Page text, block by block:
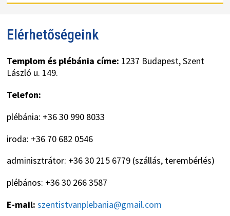
Elérhetőségeink
Templom és plébánia címe: 1237 Budapest, Szent
László u. 149.
Telefon:
plébánia: +36 30 990 8033
iroda: +36 70 682 0546
adminisztrátor: +36 30 215 6779 (szállás, terembérlés)
plébános: +36 30 266 3587
E-mail: szentistvanplebania@gmail.com